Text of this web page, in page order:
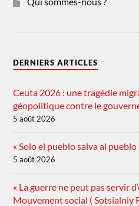
DERNIERS ARTICLES
Ceuta 2026 : une tragédie
géopolitique contre le
5 août 2026
« Solo el pueblo salva al pueblo
5 août 2026
« La guerre ne peut pas servir
Mouvement social ( Sotsialniy